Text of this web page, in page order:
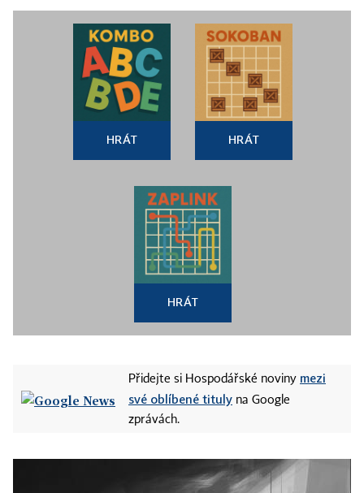
HRÁT HRÁT
HRÁT
Přidejte si Hospodářské noviny mezi
své oblíbené tituly na Google
zprávách.